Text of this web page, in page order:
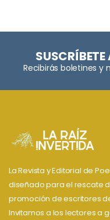
Recibirás boletines y
La Revista y Editorial de
diseñado para el rescate
promoción de escritores
Invitamos a los lectores a